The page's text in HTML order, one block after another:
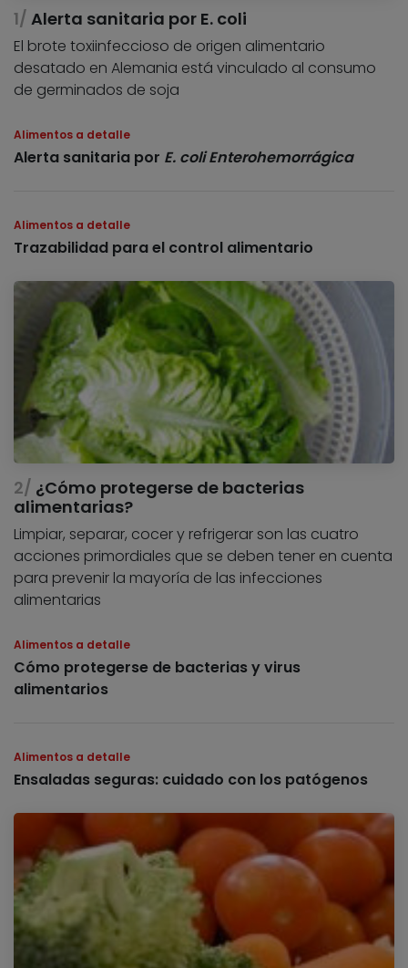
Alerta sanitaria por E. coli
El brote toxiinfeccioso de origen alimentario
desatado en Alemania está vinculado al consumo
de germinados de soja
Alimentos a detalle
Alerta sanitaria por E. coli Enterohemorrágica
Alimentos a detalle
Trazabilidad para el control alimentario
¿Cómo protegerse de bacterias
alimentarias?
Limpiar, separar, cocer y refrigerar son las cuatro
acciones primordiales que se deben tener en cuenta
para prevenir la mayoría de las infecciones
alimentarias
Alimentos a detalle
Cómo protegerse de bacterias y virus
alimentarios
Alimentos a detalle
Ensaladas seguras: cuidado con los patógenos